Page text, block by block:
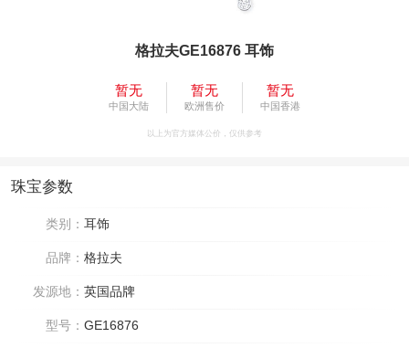
格拉夫GE16876 耳饰
暂无
中国大陆
暂无
欧洲售价
暂无
中国香港
以上为官方媒体公价，仅供参考
珠宝参数
类别： 耳饰
品牌： 格拉夫
发源地： 英国品牌
型号： GE16876